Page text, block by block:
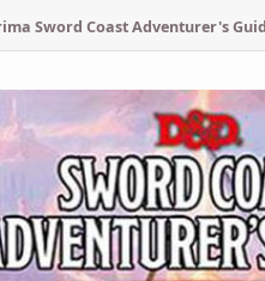
Sword Coast Adventurer's